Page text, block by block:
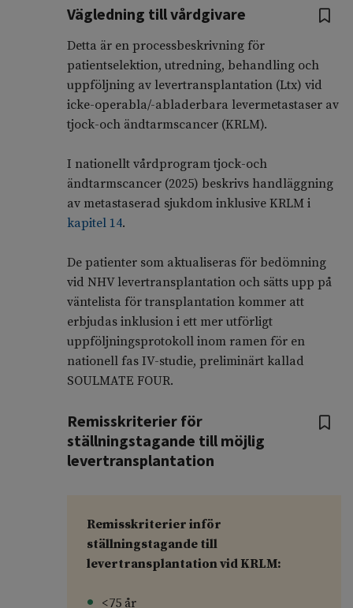
Vägledning till vårdgivare
Detta är en processbeskrivning för
patientselektion, utredning, behandling och
uppföljning av levertransplantation (Ltx) vid
icke-operabla/-abladerbara levermetastaser av
tjock-och ändtarmscancer (KRLM).
I nationellt vårdprogram tjock-och
ändtarmscancer (2025) beskrivs handläggning
av metastaserad sjukdom inklusive KRLM i
kapitel 14.
De patienter som aktualiseras för bedömning
vid NHV levertransplantation och sätts upp på
väntelista för transplantation kommer att
erbjudas inklusion i ett mer utförligt
uppföljningsprotokoll inom ramen för en
nationell fas IV-studie, preliminärt kallad
SOULMATE FOUR.
Remisskriterier för
ställningstagande till möjlig
levertransplantation
Remisskriterier inför
ställningstagande till
levertransplantation vid KRLM:
<75 år